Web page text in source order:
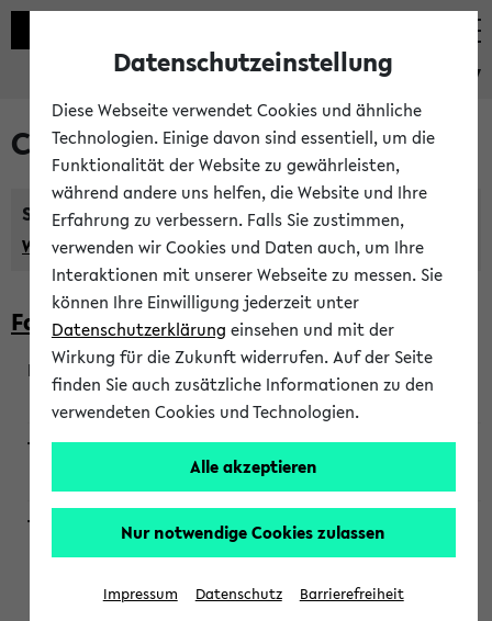
eKVV
Courses taught in English
Semester:
WiSe 2026/2027 SoSe 2026 Previous...
Faculty of Biology
200923
Wendisch, Peters-Wendisch, Stegelmann
Projektmodul "Bakterielle Biotechnologie"
Persönliche Anmeldung beim Veranstalter ist unbedingt
Datenschutzeinstellung
Diese Webseite verwendet Cookies und ähnliche
Technologien. Einige davon sind essentiell, um die
Funktionalität der Website zu gewährleisten,
während andere uns helfen, die Website und Ihre
Erfahrung zu verbessern. Falls Sie zustimmen,
verwenden wir Cookies und Daten auch, um Ihre
Interaktionen mit unserer Webseite zu messen. Sie
können Ihre Einwilligung jederzeit unter
Datenschutzerklärung einsehen und mit der
Wirkung für die Zukunft widerrufen. Auf der Seite
finden Sie auch zusätzliche Informationen zu den
verwendeten Cookies und Technologien.
Alle akzeptieren
Nur notwendige Cookies zulassen
Impressum Datenschutz Barrierefreiheit